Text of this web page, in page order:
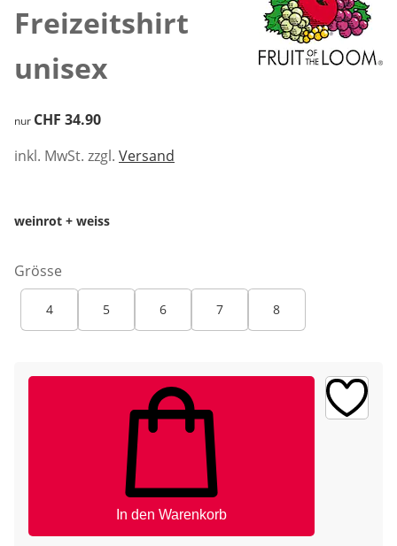
Freizeitshirt
unisex
CHF 34.90
nur CHF 34.90
inkl. MwSt. zzgl. Versand
weinrot + weiss
Grösse
4 5 6 7 8
In den Warenkorb